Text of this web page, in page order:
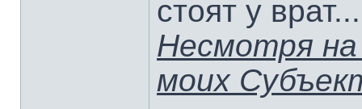
стоят у врат...
Несмотря на
моих